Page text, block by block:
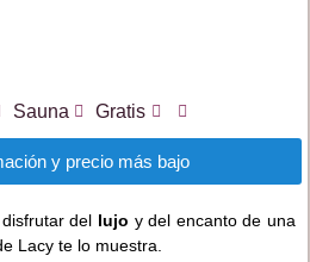
Sauna Gratis
y precio más bajo
del lujo y del encanto de una
Lacy te lo muestra.